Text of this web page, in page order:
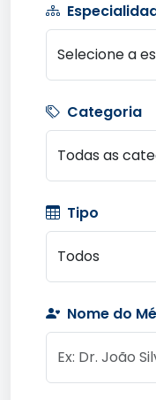
Categoria
Tipo
Nome do